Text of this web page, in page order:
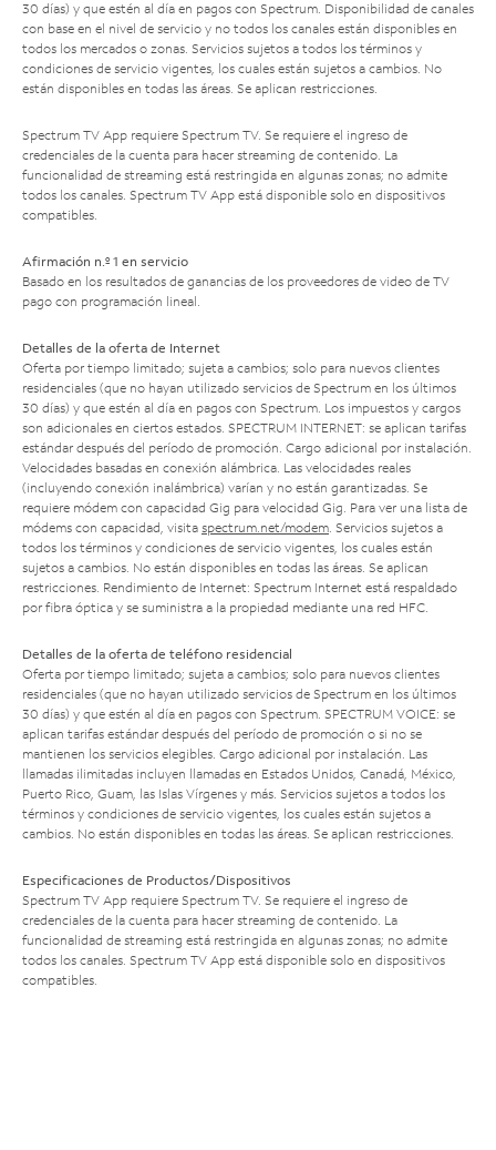
30 días) y que estén al día en pagos con Spectrum. Disponibilidad de canales
con base en el nivel de servicio y no todos los canales están disponibles en
todos los mercados o zonas. Servicios sujetos a todos los términos y
condiciones de servicio vigentes, los cuales están sujetos a cambios. No
están disponibles en todas las áreas. Se aplican restricciones.
Spectrum TV App requiere Spectrum TV. Se requiere el ingreso de
credenciales de la cuenta para hacer streaming de contenido. La
funcionalidad de streaming está restringida en algunas zonas; no admite
todos los canales. Spectrum TV App está disponible solo en dispositivos
compatibles.
Afirmación n.º 1 en servicio
Basado en los resultados de ganancias de los proveedores de video de TV
pago con programación lineal.
Detalles de la oferta de Internet
Oferta por tiempo limitado; sujeta a cambios; solo para nuevos clientes
residenciales (que no hayan utilizado servicios de Spectrum en los últimos
30 días) y que estén al día en pagos con Spectrum. Los impuestos y cargos
son adicionales en ciertos estados. SPECTRUM INTERNET: se aplican tarifas
estándar después del período de promoción. Cargo adicional por instalación.
Velocidades basadas en conexión alámbrica. Las velocidades reales
(incluyendo conexión inalámbrica) varían y no están garantizadas. Se
requiere módem con capacidad Gig para velocidad Gig. Para ver una lista de
módems con capacidad, visita spectrum.net/modem. Servicios sujetos a
todos los términos y condiciones de servicio vigentes, los cuales están
sujetos a cambios. No están disponibles en todas las áreas. Se aplican
restricciones. Rendimiento de Internet: Spectrum Internet está respaldado
por fibra óptica y se suministra a la propiedad mediante una red HFC.
Detalles de la oferta de teléfono residencial
Oferta por tiempo limitado; sujeta a cambios; solo para nuevos clientes
residenciales (que no hayan utilizado servicios de Spectrum en los últimos
30 días) y que estén al día en pagos con Spectrum. SPECTRUM VOICE: se
aplican tarifas estándar después del período de promoción o si no se
mantienen los servicios elegibles. Cargo adicional por instalación. Las
llamadas ilimitadas incluyen llamadas en Estados Unidos, Canadá, México,
Puerto Rico, Guam, las Islas Vírgenes y más. Servicios sujetos a todos los
términos y condiciones de servicio vigentes, los cuales están sujetos a
cambios. No están disponibles en todas las áreas. Se aplican restricciones.
Especificaciones de Productos/Dispositivos
Spectrum TV App requiere Spectrum TV. Se requiere el ingreso de
credenciales de la cuenta para hacer streaming de contenido. La
funcionalidad de streaming está restringida en algunas zonas; no admite
todos los canales. Spectrum TV App está disponible solo en dispositivos
compatibles.